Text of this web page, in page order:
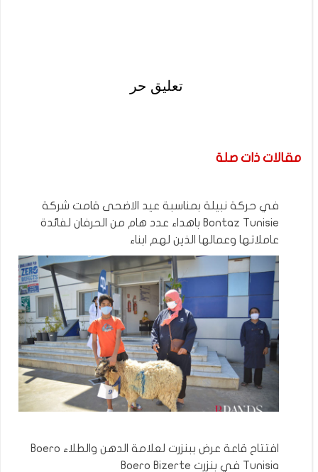
تعليق حر
مقالات ذات صلة
في حركة نبيلة بمناسبة عيد الاضحى قامت شركة
Bontaz Tunisie باهداء عدد هام من الحرفان لفائدة
عاملاتها وعمالها الذين لهم ابناء
افتتاح قاعة عرض ببنزرت لعلامة الدهن والطلاء Boero
Tunisia في بنزرت Boero Bizerte